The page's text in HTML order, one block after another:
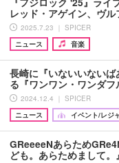
レッド・アゲイン、ヴ
2025.7.23 ｜ SPICER
ニュース
音楽
長崎に『いないいない
る『ワンワン・ワンダ
2024.12.4 ｜ SPICER
ニュース
イベント/レジ
GReeeeNあらため
ども。あらためまして